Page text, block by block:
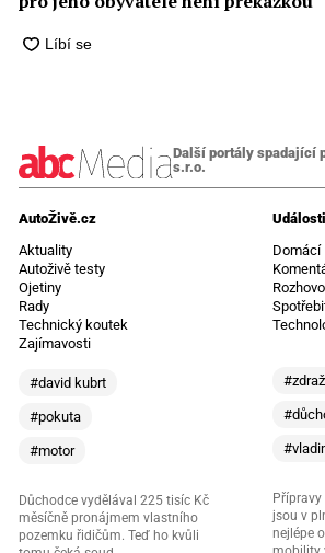
Další portály spadající
s.r.o.
AutoŽivě.cz
Aktuality
Autoživě testy
Ojetiny
Rady
Technický koutek
Zajímavosti
#david kubrt
#pokuta
#motor
Důchodce vydělával 225 tisíc Kč
měsíčně pronájmem vlastního
pozemku řidičům. Teď ho kvůli
Domácí
Přípravy
jsou v
nejlépe